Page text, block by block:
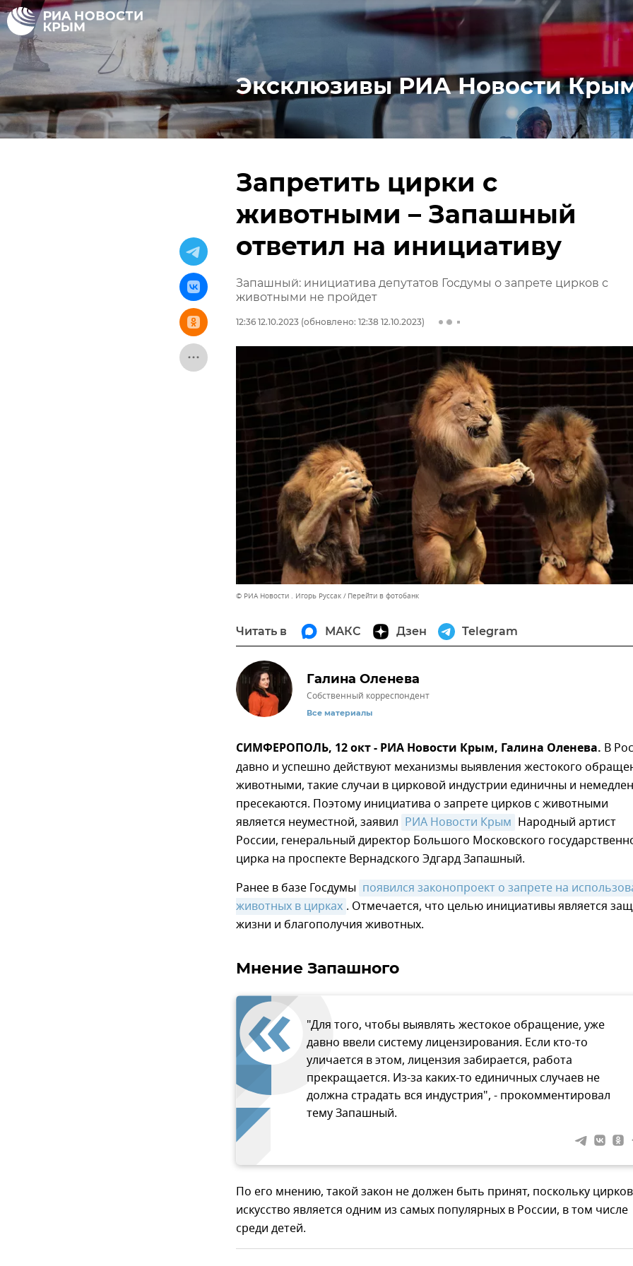
Эксклюзивы РИА Новости
Запретить цирки с
животными – Запашный
ответил на инициативу
Запашный: инициатива депутатов Госдумы о запрете цирков с
животными не пройдет
12:36 12.10.2023 (обновлено: 12:38 12.10.2023)
© РИА Новости . Игорь Руссак Перейти в фотобанк
Читать в МАКС Дзен Telegram
Галина Оленева
Собственный корреспондент
Все материалы
СИМФЕРОПОЛЬ, 12 окт - РИА Новости Крым, Галина Оленева. В
давно и успешно действуют механизмы выявления жестокого
животными, такие случаи в цирковой индустрии единичны и
пресекаются. Поэтому инициатива о запрете цирков с животными
является неуместной, заявил РИА Новости Крым Народный артист
России, генеральный директор Большого Московского
цирка на проспекте Вернадского Эдгард Запашный.
Ранее в базе Госдумы появился законопроект о запрете на
животных в цирках . Отмечается, что целью инициативы является
жизни и благополучия животных.
Мнение Запашного
"Для того, чтобы выявлять жестокое обращение, уже
давно ввели систему лицензирования. Если кто-то
уличается в этом, лицензия забирается, работа
прекращается. Из-за каких-то единичных случаев не
должна страдать вся индустрия", - прокомментировал
тему Запашный.
По его мнению, такой закон не должен быть принят, поскольку
искусство является одним из самых популярных в России, в том числе
среди детей.